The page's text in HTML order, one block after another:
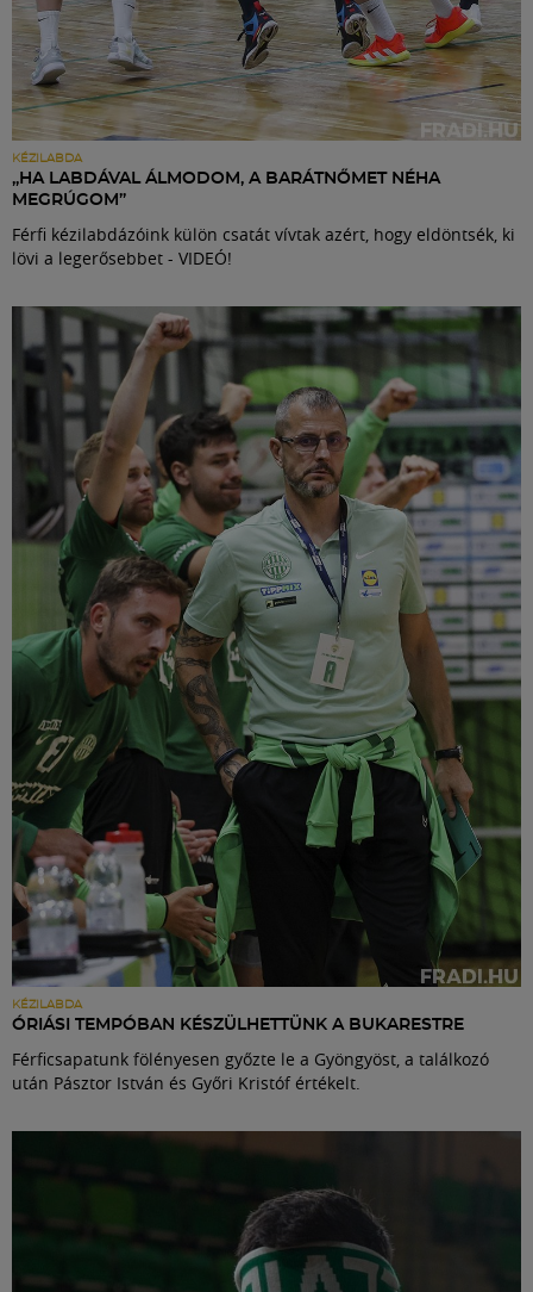
KÉZILABDA
„HA LABDÁVAL ÁLMODOM, A BARÁTNŐMET NÉHA
MEGRÚGOM”
Férfi kézilabdázóink külön csatát vívtak azért, hogy eldöntsék, ki
lövi a legerősebbet - VIDEÓ!
KÉZILABDA
ÓRIÁSI TEMPÓBAN KÉSZÜLHETTÜNK A BUKARESTRE
Férficsapatunk fölényesen győzte le a Gyöngyöst, a találkozó
után Pásztor István és Győri Kristóf értékelt.